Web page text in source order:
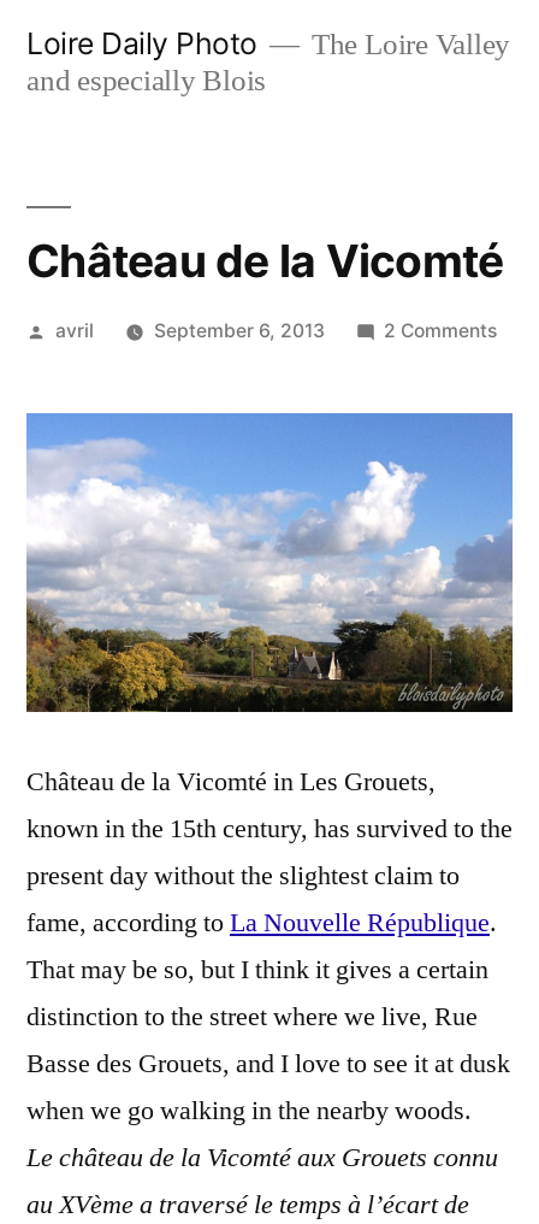
Loire Daily Photo
The Loire Valley
and especially Blois
Château de la Vicomté
Posted
avril September 6, 2013 2 Commentson
Château de la Vicomté in Les Grouets,
known in the 15th century, has survived to the
present day without the slightest claim to
fame, according toLa Nouvelle République.
That may be so, but I think it gives a certain
distinction to the street where we live, Rue
Basse des Grouets, and I love to see it at dusk
when we go walking in the nearby woods.
Le château de la Vicomté aux Grouets connu
au XVème a traversé le temps à l’écart de